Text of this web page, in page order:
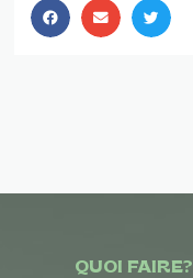
QUOI FAIRE?